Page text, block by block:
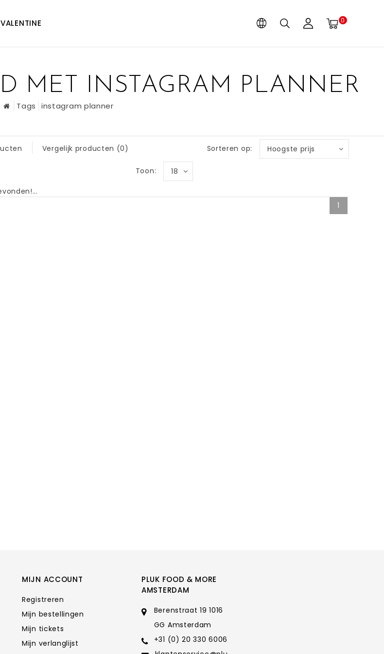
VALENTINE 0
MET INSTAGRAM PLANNER
Tags instagram planner
Vergelijk producten (0) Sorteren op: Hoogste prijs
Toon: 18
1
MIJN ACCOUNT
Registreren
Mijn bestellingen
Mijn tickets
Mijn verlanglijst
PLUK FOOD & MORE
AMSTERDAM
Berenstraat 19 1016
GG Amsterdam
+31 (0) 20 330 6006